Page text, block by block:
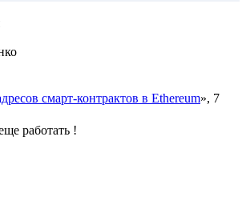
смарт-контрактов в Ethereum», 7
работать !